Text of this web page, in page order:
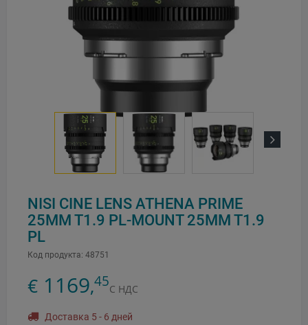
NISI CINE LENS ATHENA PRIME
25MM T1.9 PL-MOUNT 25MM T1.9
PL
Код продукта: 48751
€ 1169,45С НДС
Доставка 5 - 6 дней